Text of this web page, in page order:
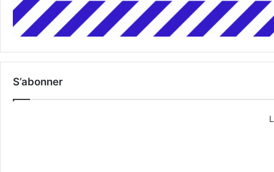
S’abonner